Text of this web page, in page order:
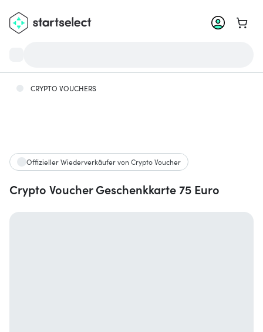
Zum
CRYPTO VOUCHERS
Offizieller Wiederverkäufer von Crypto Voucher
Crypto Voucher Geschenkkarte 75 Euro